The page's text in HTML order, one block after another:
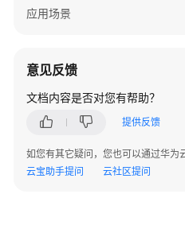
念
开
中
心
用
前
应用场景
意见反馈
文档内容是否对您有帮助？
提供反馈
如您有其它疑问，您也可以通过华为
云宝助手提问
云社区提问